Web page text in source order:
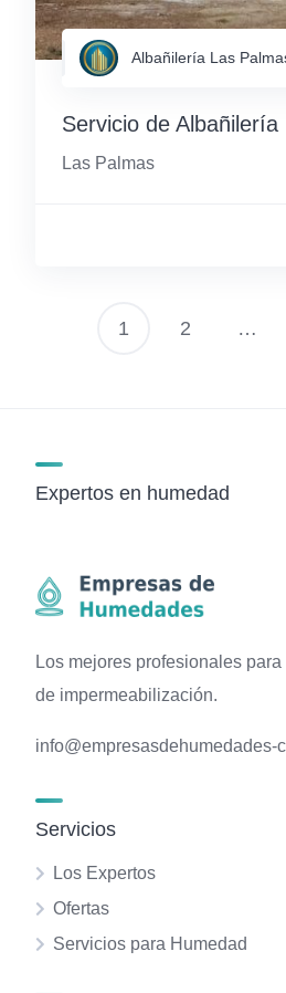
Albañilería Las
Servicio de Albañilería
Las Palmas
1 2 …
Expertos en humedad
Los mejores profesionales
de impermeabilización.
info@empresasdehumedades-
Servicios
Los Expertos
Ofertas
Servicios para Humedad